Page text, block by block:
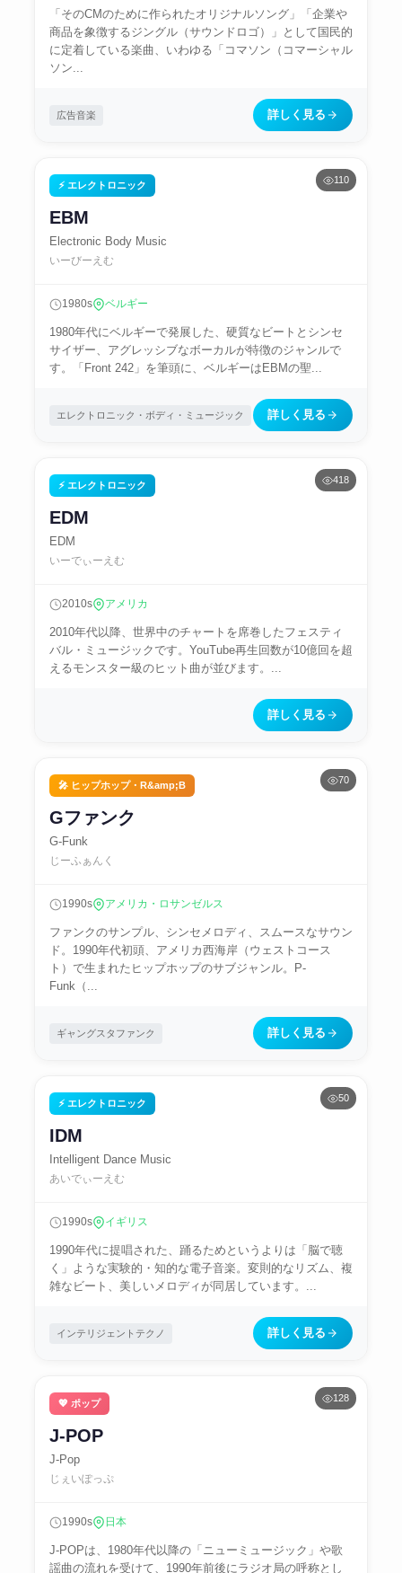
「そのCMのために作られたオリジナルソング」「企業や
商品を象徴するジングル（サウンドロゴ）」として国民的
に定着している楽曲、いわゆる「コマソン（コマーシャル
ソン...
広告音楽 詳しく見る
110
⚡ エレクトロニック
EBM
Electronic Body Music
いーびーえむ
1980s ベルギー
1980年代にベルギーで発展した、硬質なビートとシンセ
サイザー、アグレッシブなボーカルが特徴のジャンルで
す。「Front 242」を筆頭に、ベルギーはEBMの聖...
エレクトロニック・ボディ・ミュージック 詳しく見る
418
⚡ エレクトロニック
EDM
EDM
いーでぃーえむ
2010s アメリカ
2010年代以降、世界中のチャートを席巻したフェスティ
バル・ミュージックです。YouTube再生回数が10億回を超
えるモンスター級のヒット曲が並びます。...
詳しく見る
70
🎤 ヒップホップ・R&amp;B
Gファンク
G-Funk
じーふぁんく
1990s アメリカ・ロサンゼルス
ファンクのサンプル、シンセメロディ、スムースなサウン
ド。1990年代初頭、アメリカ西海岸（ウェストコース
ト）で生まれたヒップホップのサブジャンル。P-
Funk（...
ギャングスタファンク 詳しく見る
50
⚡ エレクトロニック
IDM
Intelligent Dance Music
あいでぃーえむ
1990s イギリス
1990年代に提唱された、踊るためというよりは「脳で聴
く」ような実験的・知的な電子音楽。変則的なリズム、複
雑なビート、美しいメロディが同居しています。...
インテリジェントテクノ 詳しく見る
128
💖 ポップ
J-POP
J-Pop
じぇいぽっぷ
1990s 日本
J-POPは、1980年代以降の「ニューミュージック」や歌
謡曲の流れを受けて、1990年前後にラジオ局の呼称とし